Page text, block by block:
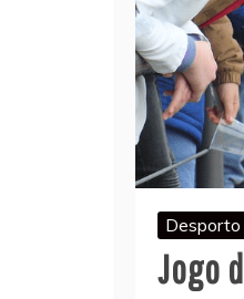
Desporto
Jogo